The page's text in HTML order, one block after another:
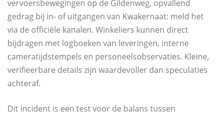
vervoersbewegingen op de Gildenweg, opvallend
gedrag bij in- of uitgangen van Kwakernaat: meld het
via de officiële kanalen. Winkeliers kunnen direct
bijdragen met logboeken van leveringen, interne
cameratijdstempels en personeelsobservaties. Kleine,
verifieerbare details zijn waardevoller dan speculaties
achteraf.
Dit incident is een test voor de balans tussen